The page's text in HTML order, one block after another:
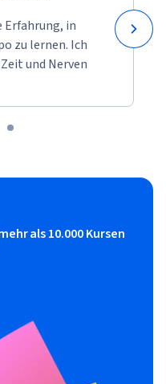
Erfahrung, in
zu lernen. Ich
und Nerven
als 10.000 Kursen